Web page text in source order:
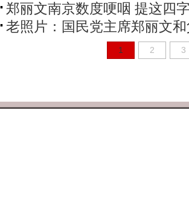
郑丽文南京数度哽咽 提这四
老照片：国民党主席郑丽文
1 2 3